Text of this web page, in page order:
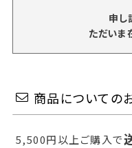
申し
ただいま
商品についての
5,500円以上ご購入で